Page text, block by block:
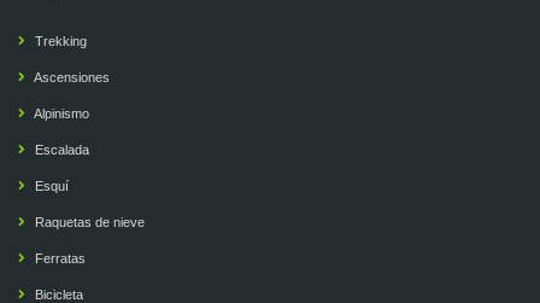
Trekking
Ascensiones
Alpinismo
Escalada
Esquí
Raquetas de nieve
Ferratas
Bicicleta